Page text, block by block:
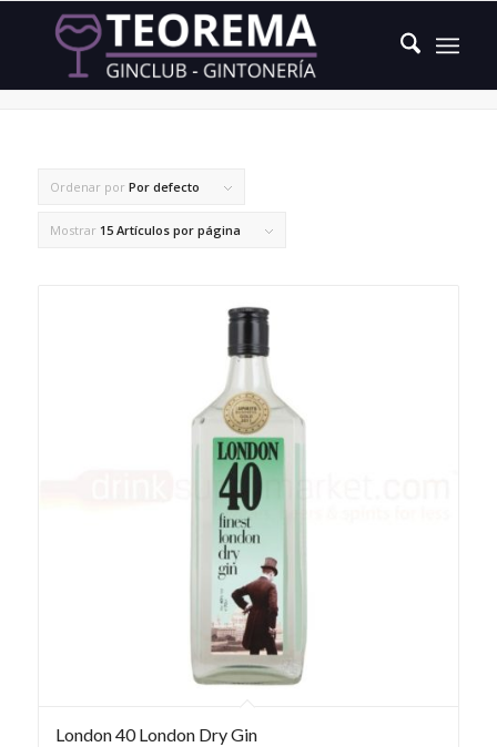
dos tipos de angélica
Ordenar por Por defecto
Mostrar 15 Artículos por página
London 40 London Dry Gin